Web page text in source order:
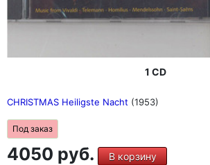
1 CD
CHRISTMAS Heiligste Nacht (1953)
Под заказ
4050 руб. В корзину